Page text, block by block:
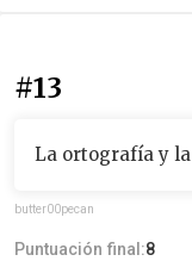
#13
La ortografía y
butter00pecan
Puntuación final:8